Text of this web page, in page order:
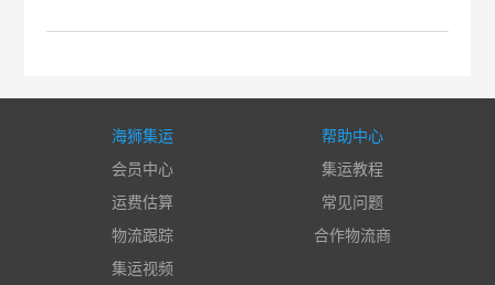
海狮集运
会员中心
运费估算
物流跟踪
集运视频
帮助中心
集运教程
常见问题
合作物流商